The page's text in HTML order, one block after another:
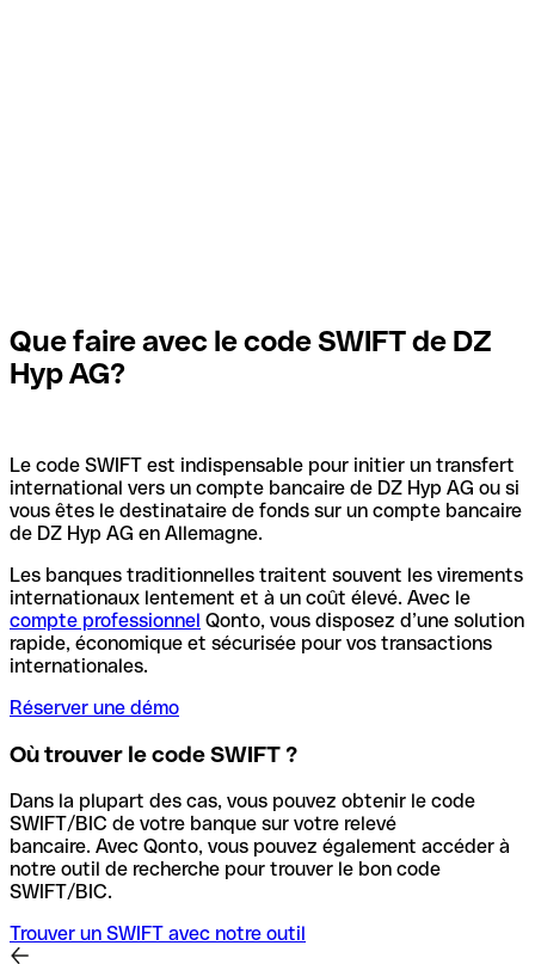
Que faire avec le code SWIFT de DZ
Hyp AG?
Le code SWIFT est indispensable pour initier un transfert
international vers un compte bancaire de DZ Hyp AG ou si
vous êtes le destinataire de fonds sur un compte bancaire
de DZ Hyp AG en Allemagne.
Les banques traditionnelles traitent souvent les virements
internationaux lentement et à un coût élevé. Avec le
compte professionnel Qonto, vous disposez d’une solution
rapide, économique et sécurisée pour vos transactions
internationales.
Réserver une démo
Où trouver le code SWIFT ?
Dans la plupart des cas, vous pouvez obtenir le code
SWIFT/BIC de votre banque sur votre relevé
bancaire. Avec Qonto, vous pouvez également accéder à
notre outil de recherche pour trouver le bon code
SWIFT/BIC.
Trouver un SWIFT avec notre outil